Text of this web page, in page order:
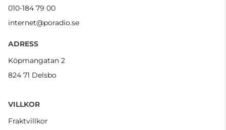
010-184 79 00
internet@poradio.se
ADRESS
Köpmangatan 2
824 71 Delsbo
VILLKOR
Fraktvillkor